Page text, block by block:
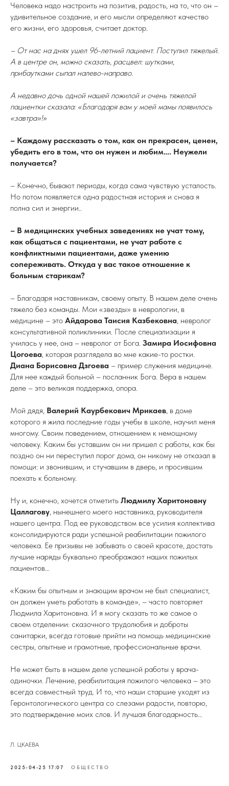
Человека надо настроить на позитив, радость, на то, что он –
удивительное создание, и его мысли определяют качество
его жизни, его здоровья, считает доктор.
– От нас на днях ушел 96-летний пациент. Поступил тяжелый.
А в центре он, можно сказать, расцвел: шутками,
прибаутками сыпал налево-направо.
А недавно дочь одной нашей пожилой и очень тяжелой
пациентки сказала: «Благодаря вам у моей мамы появилось
«завтра»!»
– Каждому рассказать о том, как он прекрасен, ценен,
убедить его в том, что он нужен и любим…. Неужели
получается?
– Конечно, бывают периоды, когда сама чувствую усталость.
Но потом появляется одна радостная история и снова я
полна сил и энергии..
– В медицинских учебных заведениях не учат тому,
как общаться с пациентами, не учат работе с
конфликтными пациентами, даже умению
сопереживать. Откуда у вас такое отношение к
больным старикам?
– Благодаря наставникам, своему опыту. В нашем деле очень
тяжело без команды. Мои «звезды» в неврологии, в
медицине – это Айдарова Таисия Казбековна, невролог
консультативной поликлиники. После специализации я
училась у нее, она – невролог от Бога. Замира Иосифовна
Цогоева, которая разглядела во мне какие-то ростки.
Диана Борисовна Дзгоева – пример служения медицине.
Для нее каждый больной – посланник Бога. Вера в нашем
деле – это великая поддержка, опора.
Мой дядя, Валерий Каурбекович Мрикаев, в доме
которого я жила последние годы учебы в школе, научил меня
многому. Своим поведением, отношением к немощному
человеку. Каким бы уставшим он ни пришел с работы, как бы
поздно он ни переступил порог дома, он никому не отказал в
помощи: и звонившим, и стучавшим в дверь, и просившим
поехать к больному.
Ну и, конечно, хочется отметить Людмилу Харитоновну
Цаллагову, нынешнего моего наставника, руководителя
нашего центра. Под ее руководством все усилия коллектива
консолидируются ради успешной реабилитации пожилого
человека. Ее призывы не забывать о своей красоте, достать
лучшие наряды буквально преображают наших пожилых
пациентов…
«Каким бы опытным и знающим врачом не был специалист,
он должен уметь работать в команде», – часто повторяет
Людмила Харитоновна. И я могу сказать то же самое о
своем отделении: сказочного трудолюбия и доброты
санитарки, всегда готовые прийти на помощь медицинские
сестры, опытные и грамотные, профессиональные врачи.
Не может быть в нашем деле успешной работы у врача-
одиночки. Лечение, реабилитация пожилого человека – это
всегда совместный труд. И то, что наши старшие уходят из
Геронтологического центра со слезами радости, повторю,
это подтверждение моих слов. И лучшая благодарность…
Л. ЦКАЕВА
2025-04-25 17:07 ОБЩЕСТВО